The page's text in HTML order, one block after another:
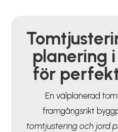
planering
för
En välplanerad
framgångsrikt
tomtjustering och jord